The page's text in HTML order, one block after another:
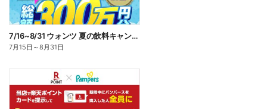
7/16~8/31 ウォンツ 夏の飲料キャンペーン
7月15日 ～8月31日